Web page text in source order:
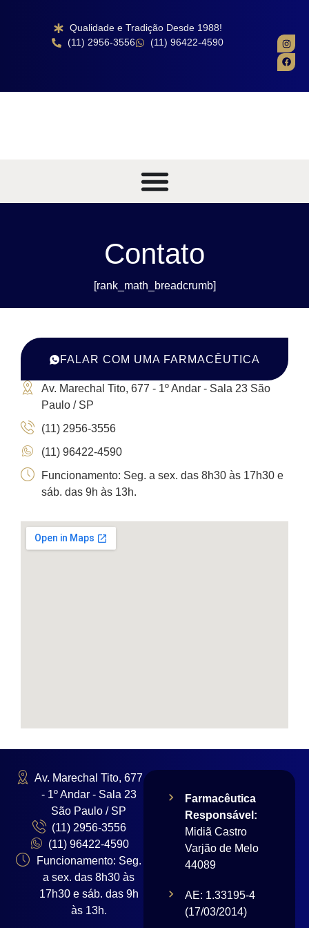
Qualidade e Tradição Desde 1988!
(11) 2956-3556
(11) 96422-4590
Contato
[rank_math_breadcrumb]
FALAR COM UMA FARMACÊUTICA
Av. Marechal Tito, 677 - 1º Andar - Sala 23 São
Paulo / SP
(11) 2956-3556
(11) 96422-4590
Funcionamento: Seg. a sex. das 8h30 às 17h30 e
sáb. das 9h às 13h.
Av. Marechal Tito, 677
- 1º Andar - Sala 23
São Paulo / SP
(11) 2956-3556
(11) 96422-4590
Funcionamento: Seg.
a sex. das 8h30 às
17h30 e sáb. das 9h
às 13h.
Farmacêutica
Responsável:
Midiã Castro
Varjão de Melo
44089
AE: 1.33195-4
(17/03/2014)